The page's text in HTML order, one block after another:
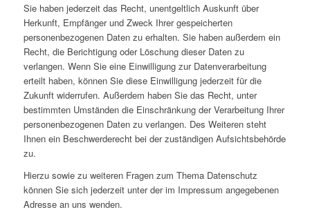
Sie haben jederzeit das Recht, unentgeltlich Auskunft über
Herkunft, Empfänger und Zweck Ihrer gespeicherten
personenbezogenen Daten zu erhalten. Sie haben außerdem ein
Recht, die Berichtigung oder Löschung dieser Daten zu
verlangen. Wenn Sie eine Einwilligung zur Datenverarbeitung
erteilt haben, können Sie diese Einwilligung jederzeit für die
Zukunft widerrufen. Außerdem haben Sie das Recht, unter
bestimmten Umständen die Einschränkung der Verarbeitung Ihrer
personenbezogenen Daten zu verlangen. Des Weiteren steht
Ihnen ein Beschwerderecht bei der zuständigen Aufsichtsbehörde
zu.
Hierzu sowie zu weiteren Fragen zum Thema Datenschutz
können Sie sich jederzeit unter der im Impressum angegebenen
Adresse an uns wenden.